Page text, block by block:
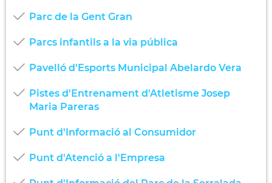
Parc de la Gent Gran
Parcs infantils a la via pública
Pavelló d'Esports Municipal Abelardo Vera
Pistes d'Entrenament d'Atletisme Josep
Maria Pareras
Punt d'Informació al Consumidor
Punt d'Atenció a l'Empresa